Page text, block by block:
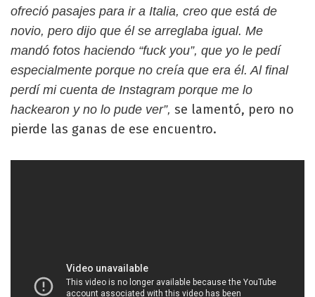
ofreció pasajes para ir a Italia, creo que está de
novio, pero dijo que él se arreglaba igual. Me
mandó fotos haciendo “fuck you”, que yo le pedí
especialmente porque no creía que era él. Al final
perdí mi cuenta de Instagram porque me lo
hackearon y no lo pude ver”, se lamentó, pero no
pierde las ganas de ese encuentro.